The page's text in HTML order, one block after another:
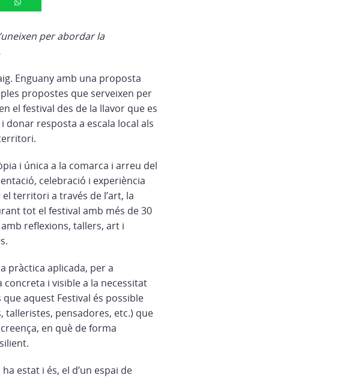
per abordar la
Enguany amb una proposta
propostes que serveixen per
el festival des de la llavor que es
donar resposta a escala local als
i única a la comarca i arreu del
celebració i experiència
territori a través de l’art, la
tot el festival amb més de 30
reflexions, tallers, art i
pràctica aplicada, per a
i visible a la necessitat
aquest Festival és possible
talleristes, pensadores, etc.) que
en què de forma
estat i és, el d’un espai de